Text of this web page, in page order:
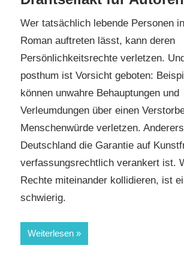
Wer tatsächlich lebende Personen
Roman auftreten lässt, kann deren
Persönlichkeitsrechte verletzen.
posthum ist Vorsicht geboten:
können unwahre Behauptungen und
Verleumdungen über einen
Menschenwürde verletzen.
Deutschland die Garantie auf
verfassungsrechtlich verankert ist.
Rechte miteinander kollidieren, ist
schwierig.
Weiterlesen